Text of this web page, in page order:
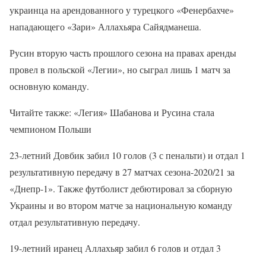
украинца на арендованного у турецкого «Фенербахче»
нападающего «Зари» Аллахьяра Сайядманеша.
Русин вторую часть прошлого сезона на правах аренды
провел в польской «Легии», но сыграл лишь 1 матч за
основную команду.
Читайте также: «Легия» Шабанова и Русина стала
чемпионом Польши
23-летний Довбик забил 10 голов (3 с пенальти) и отдал 1
результативную передачу в 27 матчах сезона-2020/21 за
«Днепр-1». Также футболист дебютировал за сборную
Украины и во втором матче за национальную команду
отдал результативную передачу.
19-летний иранец Аллахьяр забил 6 голов и отдал 3